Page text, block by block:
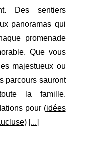
Des sentiers
panoramas qui
promenade
Que vous
majestueux ou
parcours sauront
la famille.
pour (idées
) [...]